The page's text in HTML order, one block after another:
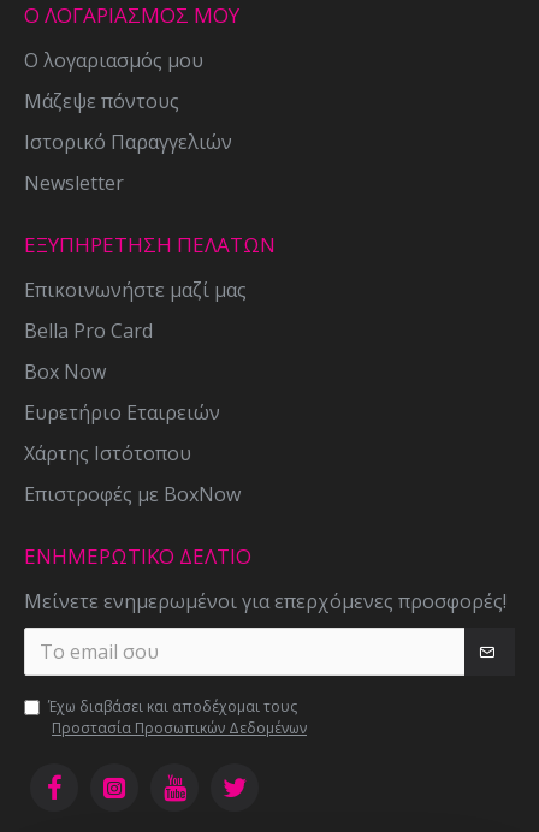
Ο ΛΟΓΑΡΙΑΣΜΟΣ ΜΟΥ
Ο λογαριασμός μου
Μάζεψε πόντους
Ιστορικό Παραγγελιών
Newsletter
ΕΞΥΠΗΡΕΤΗΣΗ ΠΕΛΑΤΩΝ
Επικοινωνήστε μαζί μας
Bella Pro Card
Box Now
Ευρετήριο Εταιρειών
Χάρτης Ιστότοπου
Επιστροφές με BoxNow
ΕΝΗΜΕΡΩΤΙΚΌ ΔΕΛΤΊΟ
Μείνετε ενημερωμένοι για επερχόμενες προσφορές!
Έχω διαβάσει και αποδέχομαι τους
Προστασία Προσωπικών Δεδομένων